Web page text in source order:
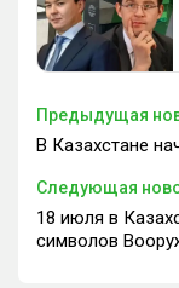
Предыдущая
В Казахстане
Следующая
18 июля в
символов